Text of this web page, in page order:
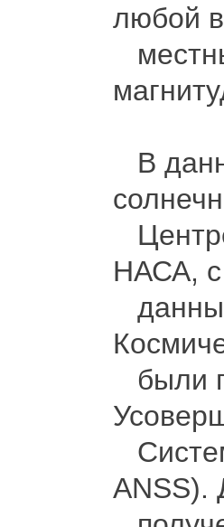
любой
В
НАСА,
были
ANSS).